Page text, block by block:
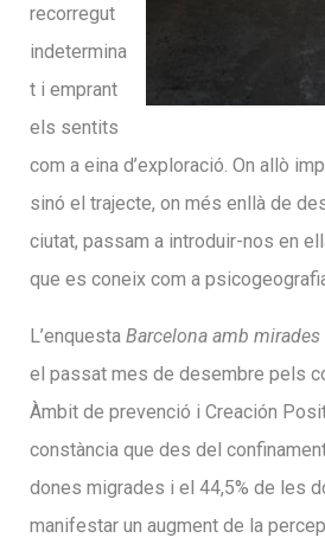
recorregut
indetermina
t i emprant
els sentits
com a eina d’exploració. On allò
sinó el trajecte, on més enllà de
ciutat, passam a introduir-nos en
que es coneix com a
L’enquesta Barcelona amb
el passat mes de desembre pels
Àmbit de prevenció i Creación
constància que des del
dones migrades i el 44,5% de les
manifestar un augment de la